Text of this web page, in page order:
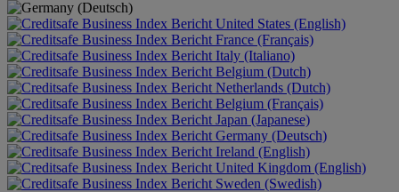
United States (English)
France (Français)
Italy (Italiano)
Belgium (Dutch)
Netherlands (Dutch)
Belgium (Français)
Japan (Japanese)
Germany (Deutsch)
Ireland (English)
United Kingdom (English)
Sweden (Swedish)